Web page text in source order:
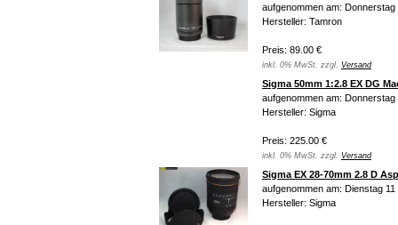
aufgenommen am:
Hersteller: Tamron
Preis: 89.00 €
inkl. 0% MwSt. zzgl. Versand
Sigma 50mm 1:2.8 EX DG
aufgenommen am:
Hersteller: Sigma
Preis: 225.00 €
inkl. 0% MwSt. zzgl. Versand
Sigma EX 28-70mm 2.8 D
aufgenommen am: Dienstag
Hersteller: Sigma